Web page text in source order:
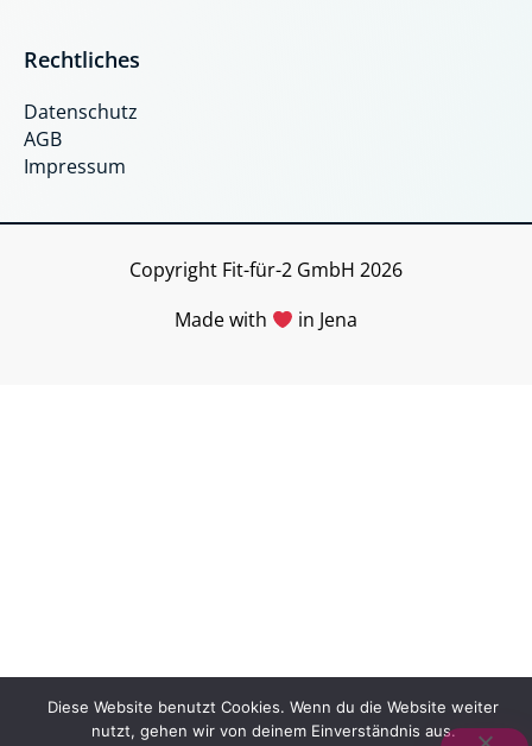
c
e
b
o
o
s
t
a
g
r
a
m
Rechtliches
Datenschutz
AGB
Impressum
Copyright Fit-für-2 GmbH 2026
Made with
in Jena
Diese Website benutzt Cookies. Wenn du die Website weiter
nutzt, gehen wir von deinem Einverständnis aus.